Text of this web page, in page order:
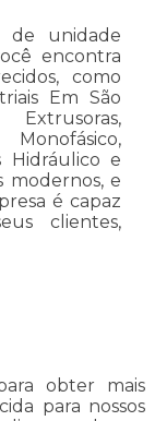
de unidade
encontra
como
Em São
Hidráulico e
modernos, e
é capaz
clientes,
obter mais
para nossos